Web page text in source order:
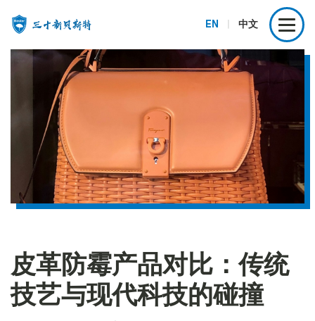
EN 中文
皮革防霉产品对比：传统
技艺与现代科技的碰撞